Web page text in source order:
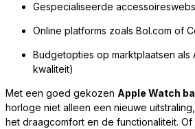
Gespecialiseerde
Online platforms zoals Bol.com of
Budgetopties op marktplaatsen als
kwaliteit)
Met een goed gekozen Apple Watch
horloge niet alleen een nieuwe
het draagcomfort en de functionaliteit.